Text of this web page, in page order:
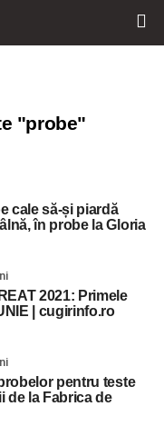
"probe"
cale să-și piardă
în probe la Gloria
2021: Primele
| cugirinfo.ro
pentru teste
de la Fabrica de